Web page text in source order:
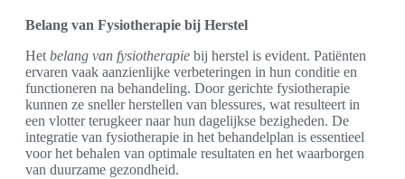
Belang van Fysiotherapie bij Herstel
Het belang van fysiotherapie bij herstel is evident. Patiënten
ervaren vaak aanzienlijke verbeteringen in hun conditie en
functioneren na behandeling. Door gerichte fysiotherapie
kunnen ze sneller herstellen van blessures, wat resulteert in
een vlotter terugkeer naar hun dagelijkse bezigheden. De
integratie van fysiotherapie in het behandelplan is essentieel
voor het behalen van optimale resultaten en het waarborgen
van duurzame gezondheid.